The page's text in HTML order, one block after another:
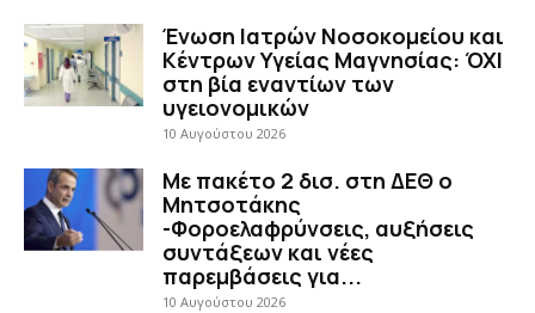
Ένωση Ιατρών Νοσοκομείου και
Κέντρων Υγείας Μαγνησίας: ΌΧΙ
στη βία εναντίων των
υγειονομικών
10 Αυγούστου 2026
Με πακέτο 2 δισ. στη ΔΕΘ ο
Μητσοτάκης
-Φοροελαφρύνσεις, αυξήσεις
συντάξεων και νέες
παρεμβάσεις για...
10 Αυγούστου 2026